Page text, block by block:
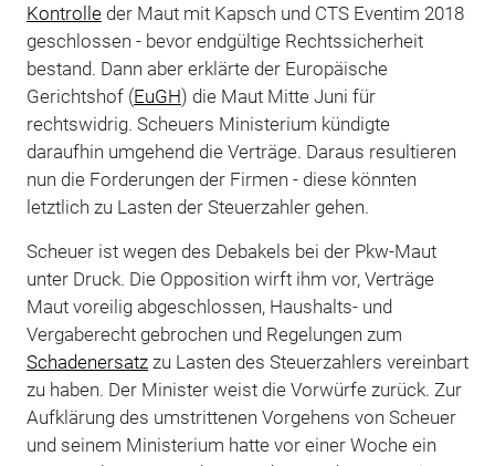
Kontrolleder Maut mit Kapsch und CTS Eventim 2018
geschlossen - bevor endgültige Rechtssicherheit
bestand. Dann aber erklärte der Europäische
Gerichtshof (EuGH) die Maut Mitte Juni für
rechtswidrig. Scheuers Ministerium kündigte
daraufhin umgehend die Verträge. Daraus resultieren
nun die Forderungen der Firmen - diese könnten
letztlich zu Lasten der Steuerzahler gehen.
Scheuer ist wegen des Debakels bei der Pkw-Maut
unter Druck. Die Opposition wirft ihm vor, Verträge
Maut voreilig abgeschlossen, Haushalts- und
Vergaberecht gebrochen und Regelungen zum
Schadenersatzzu Lasten des Steuerzahlers vereinbart
zu haben. Der Minister weist die Vorwürfe zurück. Zur
Aufklärung des umstrittenen Vorgehens von Scheuer
und seinem Ministerium hatte vor einer Woche ein